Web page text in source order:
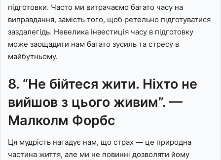
підготовки. Часто ми витрачаємо багато часу на
виправдання, замість того, щоб ретельно підготуватися
заздалегідь. Невелика інвестиція часу в підготовку
може заощадити нам багато зусиль та стресу в
майбутньому.
8. “Не бійтеся жити. Ніхто не
вийшов з цього живим”. —
Малколм Форбс
Ця мудрість нагадує нам, що страх — це природна
частина життя, але ми не повинні дозволяти йому